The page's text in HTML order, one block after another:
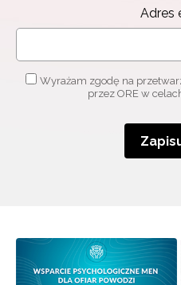
Adres
Wyrażam zgodę na
przez ORE w